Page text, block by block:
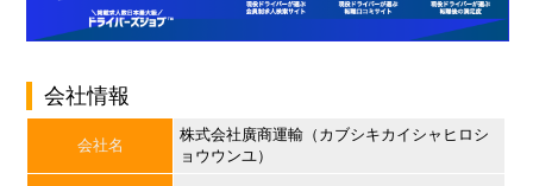
会社情報
会社名
株式会社廣商運輸（カブシキカイシャヒロシ
ョウウンユ）